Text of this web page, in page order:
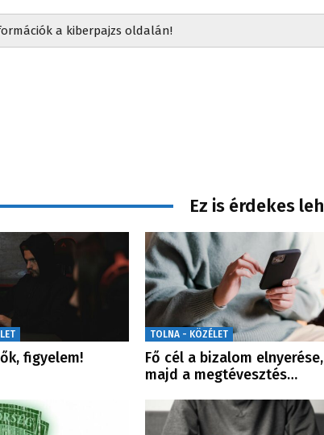
a kiberpajzs oldalán!
Ez is érdekes
figyelem!
TOLNA - KÖZÉLET
Fő cél a bizalom elnyerése,
majd a megtévesztés…